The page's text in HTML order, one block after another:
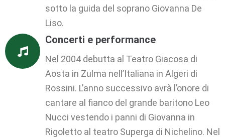
sotto la guida del soprano Giovanna De
Liso.
Concerti e performance
Nel 2004 debutta al Teatro Giacosa di
Aosta in Zulma nell’Italiana in Algeri di
Rossini. L’anno successivo avrà l’onore di
cantare al fianco del grande baritono Leo
Nucci vestendo i panni di Giovanna in
Rigoletto al teatro Superga di Nichelino. Nel